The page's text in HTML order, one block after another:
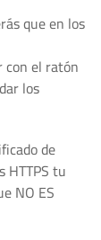
que en los
el ratón
los
de
HTTPS tu
NO ES